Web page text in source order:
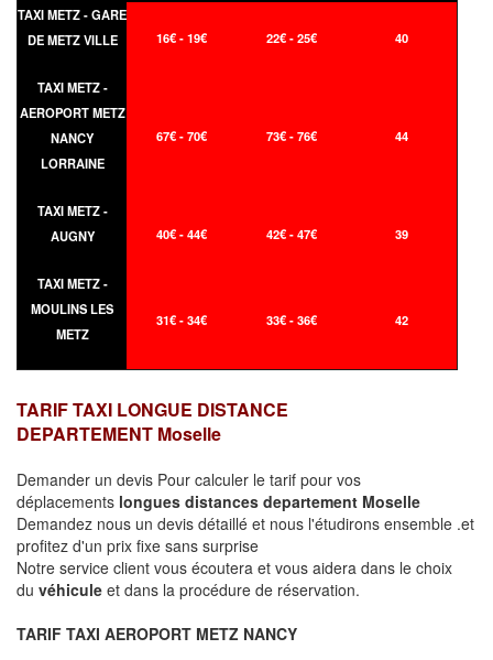
TAXI METZ - GARE
DE METZ VILLE
16€ - 19€ 22€ - 25€ 40
TAXI METZ -
AEROPORT METZ
NANCY
LORRAINE
67€ - 70€ 73€ - 76€ 44
TAXI METZ -
AUGNY
40€ - 44€ 42€ - 47€ 39
TAXI METZ -
MOULINS LES
METZ
31€ - 34€ 33€ - 36€ 42
TARIF TAXI LONGUE DISTANCE
DEPARTEMENT Moselle
Demander un devis Pour calculer le tarif pour vos
déplacements longues distances departement Moselle
Demandez nous un devis détaillé et nous l'étudirons ensemble .et
profitez d'un prix fixe sans surprise
Notre service client vous écoutera et vous aidera dans le choix
du véhicule et dans la procédure de réservation.
TARIF TAXI AEROPORT METZ NANCY